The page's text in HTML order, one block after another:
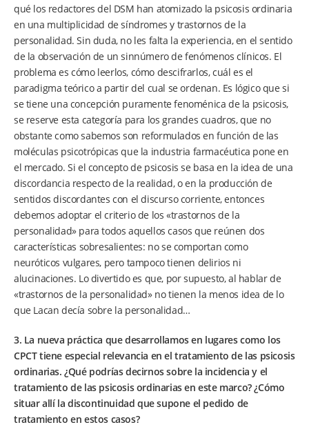
qué los redactores del DSM han atomizado la psicosis ordinaria
en una multiplicidad de síndromes y trastornos de la
personalidad. Sin duda, no les falta la experiencia, en el sentido
de la observación de un sinnúmero de fenómenos clínicos. El
problema es cómo leerlos, cómo descifrarlos, cuál es el
paradigma teórico a partir del cual se ordenan. Es lógico que si
se tiene una concepción puramente fenoménica de la psicosis,
se reserve esta categoría para los grandes cuadros, que no
obstante como sabemos son reformulados en función de las
moléculas psicotrópicas que la industria farmacéutica pone en
el mercado. Si el concepto de psicosis se basa en la idea de una
discordancia respecto de la realidad, o en la producción de
sentidos discordantes con el discurso corriente, entonces
debemos adoptar el criterio de los «trastornos de la
personalidad» para todos aquellos casos que reúnen dos
características sobresalientes: no se comportan como
neuróticos vulgares, pero tampoco tienen delirios ni
alucinaciones. Lo divertido es que, por supuesto, al hablar de
«trastornos de la personalidad» no tienen la menos idea de lo
que Lacan decía sobre la personalidad…
3. La nueva práctica que desarrollamos en lugares como los
CPCT tiene especial relevancia en el tratamiento de las psicosis
ordinarias. ¿Qué podrías decirnos sobre la incidencia y el
tratamiento de las psicosis ordinarias en este marco? ¿Cómo
situar allí la discontinuidad que supone el pedido de
tratamiento en estos casos?